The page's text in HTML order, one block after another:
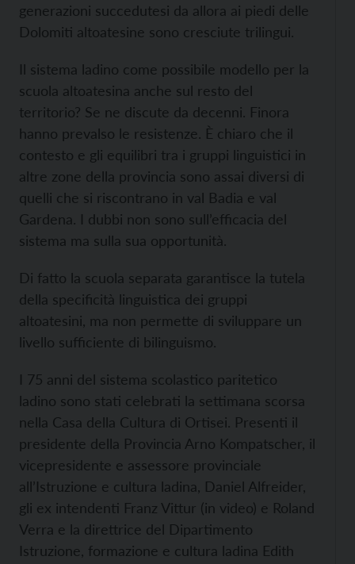
generazioni succedutesi da allora ai piedi delle
Dolomiti altoatesine sono cresciute trilingui.
Il sistema ladino come possibile modello per la
scuola altoatesina anche sul resto del
territorio? Se ne discute da decenni. Finora
hanno prevalso le resistenze. È chiaro che il
contesto e gli equilibri tra i gruppi linguistici in
altre zone della provincia sono assai diversi di
quelli che si riscontrano in val Badia e val
Gardena. I dubbi non sono sull’efficacia del
sistema ma sulla sua opportunità.
Di fatto la scuola separata garantisce la tutela
della specificità linguistica dei gruppi
altoatesini, ma non permette di sviluppare un
livello sufficiente di bilinguismo.
I 75 anni del sistema scolastico paritetico
ladino sono stati celebrati la settimana scorsa
nella Casa della Cultura di Ortisei. Presenti il
presidente della Provincia Arno Kompatscher, il
vicepresidente e assessore provinciale
all’Istruzione e cultura ladina, Daniel Alfreider,
gli ex intendenti Franz Vittur (in video) e Roland
Verra e la direttrice del Dipartimento
Istruzione, formazione e cultura ladina Edith